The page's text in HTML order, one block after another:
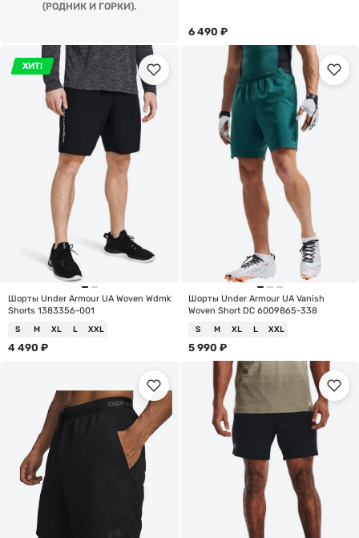
(РОДНИК И ГОРКИ).
6 490 ₽
ХИТ!
Шорты Under Armour UA Woven Wdmk
Shorts 1383356-001
S M XL L XXL
4 490 ₽
Шорты Under Armour UA Vanish
Woven Short DC 6009865-338
S M XL L XXL
5 990 ₽